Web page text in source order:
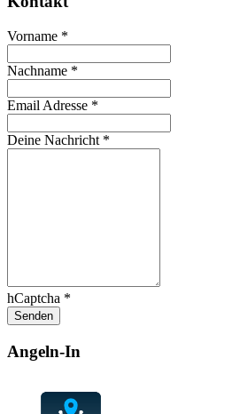
Vorname *
Nachname *
Email Adresse *
Deine Nachricht *
hCaptcha *
Senden
Angeln-In